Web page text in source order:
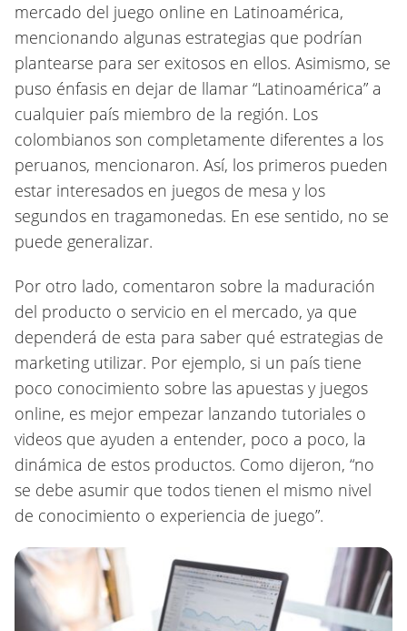
mercado del juego online en Latinoamérica,
mencionando algunas estrategias que podrían
plantearse para ser exitosos en ellos. Asimismo, se
puso énfasis en dejar de llamar “Latinoamérica” a
cualquier país miembro de la región. Los
colombianos son completamente diferentes a los
peruanos, mencionaron. Así, los primeros pueden
estar interesados en juegos de mesa y los
segundos en tragamonedas. En ese sentido, no se
puede generalizar.
Por otro lado, comentaron sobre la maduración
del producto o servicio en el mercado, ya que
dependerá de esta para saber qué estrategias de
marketing utilizar. Por ejemplo, si un país tiene
poco conocimiento sobre las apuestas y juegos
online, es mejor empezar lanzando tutoriales o
videos que ayuden a entender, poco a poco, la
dinámica de estos productos. Como dijeron, “no
se debe asumir que todos tienen el mismo nivel
de conocimiento o experiencia de juego”.